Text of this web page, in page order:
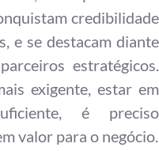
credibilidade
e se destacam diante
estratégicos.
exigente, estar em
é preciso
valor para o negócio.